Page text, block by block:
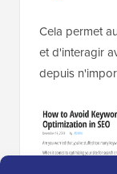
Cela permet
et d'interagir
depuis